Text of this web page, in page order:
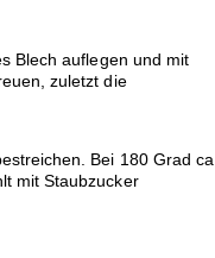
Blech auflegen und mit
zuletzt die
Bei 180 Grad ca
mit Staubzucker